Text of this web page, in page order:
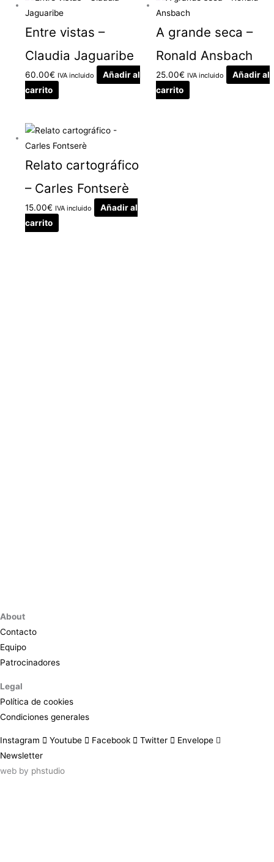
Entre vistas –
Claudia Jaguaribe
60.00€ IVA incluido
Añadir al
carrito
A grande seca –
Ronald Ansbach
25.00€ IVA incluido
Añadir al
carrito
Relato cartográfico
– Carles Fontserè
15.00€ IVA incluido
Añadir al
carrito
About
Contacto
Equipo
Patrocinadores
Legal
Política de cookies
Condiciones generales
Instagram Youtube Facebook Twitter
Envelope
Newsletter
web by phstudio